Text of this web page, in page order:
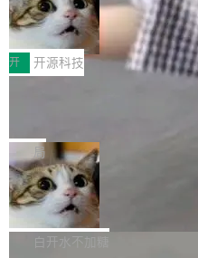
者部落知识"。 换个写法。Rust
变体：Switchable...
样。这是 Sandstorm.io 的重制
那个创业公司。不同的是，这
lare Workers 上——我花了九年
——并且深度集成了 AI。这基本
计思路很直接：每个对象是一个
数据库，按名称寻址，复制到你
存储库里。节点之间只通过这
没有控制平面，没有共识协议。
个小型数据库，应用天然按分
库的竞争和爆炸半径问题在设
了。 闲置的 cell 会休眠到几乎
l 迁移或唤醒时，新宿主从 S3
库继续执行。存储库是持久化的
鲁大师7月新机性能/流畅/AI
性能、流畅双第一，三星
新折叠缺席
2026年7月的手机市场，由于存
增，手机厂商的日子也不好过啊
放缓，因此硝烟味淡了许多。新
高价的三星折叠（三星Galaxy
Fold8 / Z Flip8）外，其余要么
例如iQOO Z11i、REDMI Note
te 17 Pro、OPPO K15，要么
样的次旗舰。 Galaxy Z Fold8
Z Flip8三款折叠屏新机均在7月
部搭载骁龙8 Elite Gen5 for
开 开源科技
Zed 编辑器团队发布了新项目
个在 git commit 之间记录每一
本控制系统。目前处于 Early
ltaDB 的核心思路直接写在
眼的位置：「Software is made
mits」——软件是在 commit 之
局
SpaceXAI 单季资本开支达
根据风险投资人Tomer Tunguz
析）披露的最新分析与第二季度
白开水不加糖